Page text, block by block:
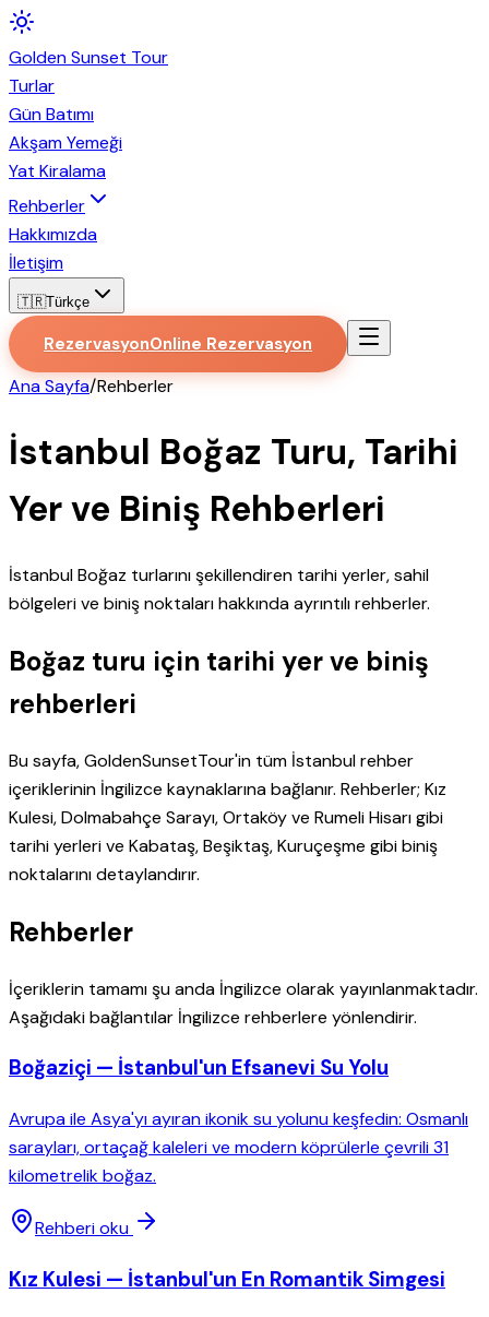
GoldenSunset Tour
Turlar
Gün Batımı
Akşam Yemeği
Yat Kiralama
Rehberler
Hakkımızda
İletişim
🇹🇷Türkçe
RezervasyonOnline Rezervasyon
Ana Sayfa/Rehberler
İstanbul Boğaz Turu, Tarihi
Yer ve Biniş Rehberleri
İstanbul Boğaz turlarını şekillendiren tarihi yerler, sahil
bölgeleri ve biniş noktaları hakkında ayrıntılı rehberler.
Boğaz turu için tarihi yer ve biniş
rehberleri
Bu sayfa, GoldenSunsetTour'in tüm İstanbul rehber
içeriklerinin İngilizce kaynaklarına bağlanır. Rehberler; Kız
Kulesi, Dolmabahçe Sarayı, Ortaköy ve Rumeli Hisarı gibi
tarihi yerleri ve Kabataş, Beşiktaş, Kuruçeşme gibi biniş
noktalarını detaylandırır.
Rehberler
İçeriklerin tamamı şu anda İngilizce olarak yayınlanmaktadır.
Aşağıdaki bağlantılar İngilizce rehberlere yönlendirir.
Boğaziçi — İstanbul'un Efsanevi Su Yolu
Avrupa ile Asya'yı ayıran ikonik su yolunu keşfedin: Osmanlı
sarayları, ortaçağ kaleleri ve modern köprülerle çevrili 31
kilometrelik boğaz.
Rehberi oku
Kız Kulesi — İstanbul'un En Romantik Simgesi